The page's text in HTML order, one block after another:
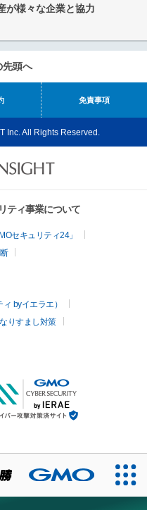
が様々な企業と協力
先頭へ
免責事項
Inc. All Rights Reserved.
ティ事業について
セキュリティ24」
byイエラエ）
なりすまし対策